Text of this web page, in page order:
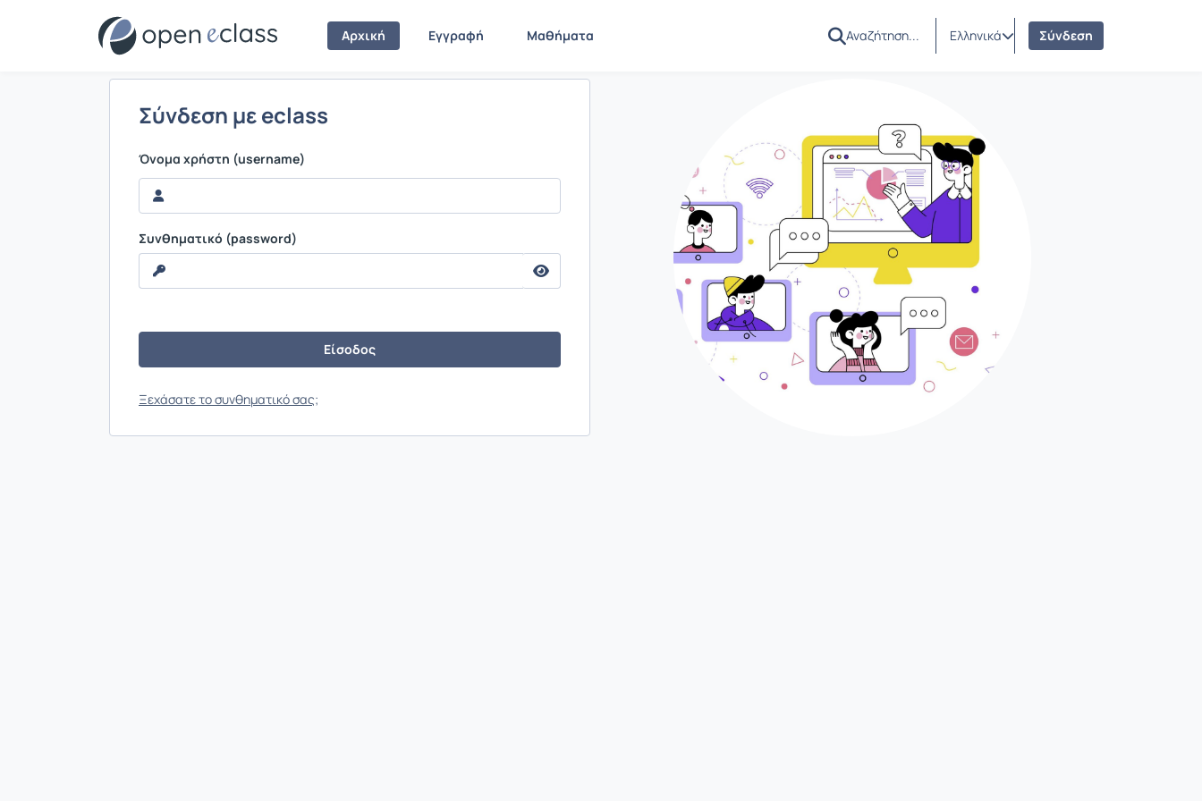
Αρχική Εγγραφή Μαθήματα Ελληνικά Σύνδεση
Σύνδεση
Σύνδεση με eclass
Όνομα χρήστη (username)
Συνθηματικό (password)
Ξεχάσατε το συνθηματικό σας;